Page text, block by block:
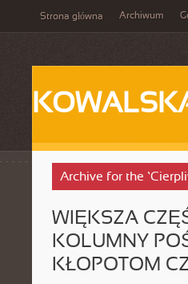
Strona główna Archiwum
Archive for the
WIĘKSZA
KOLUMNY
KŁOPOTOM